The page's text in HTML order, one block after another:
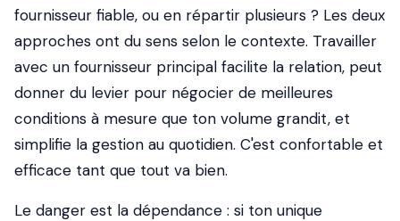
fournisseur fiable, ou en répartir plusieurs ? Les deux
approches ont du sens selon le contexte. Travailler
avec un fournisseur principal facilite la relation, peut
donner du levier pour négocier de meilleures
conditions à mesure que ton volume grandit, et
simplifie la gestion au quotidien. C'est confortable et
efficace tant que tout va bien.
Le danger est la dépendance : si ton unique